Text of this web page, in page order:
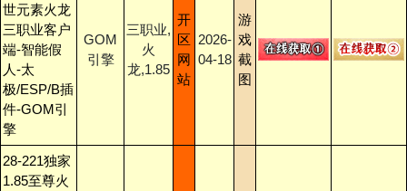
世元素火龙
三职业客户
端-智能假
人-太
极/ESP/B插
件-GOM引
擎
GOM
引擎
三职业,
火
龙,1.85
开
区
网
站
2026-
04-18
游
戏
截
图
28-221独家
1.85至尊火